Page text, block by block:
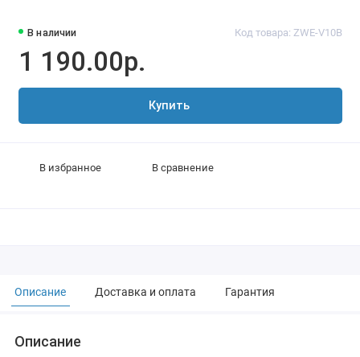
В наличии Код товара: ZWE-V10B
1 190.00р.
Купить
В избранное В сравнение
Описание Доставка и оплата Гарантия
Описание